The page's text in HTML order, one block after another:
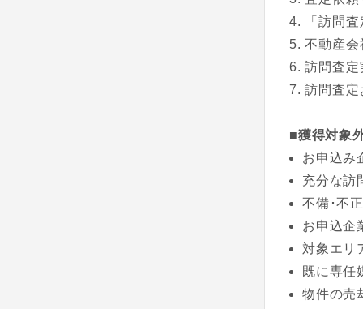
「訪問
不動産会
訪問査定
訪問査定
■獲得対象
お申込み
充分な訪
不備･不
お申込企
対象エリ
既に専任
物件の売